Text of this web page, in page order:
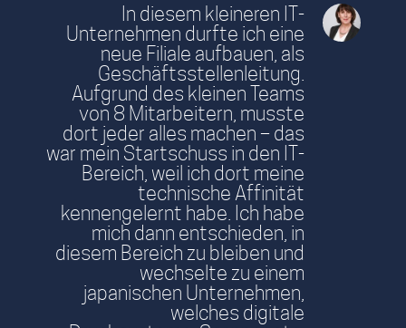
In diesem kleineren IT-
Unternehmen durfte ich eine
neue Filiale aufbauen, als
Geschäftsstellenleitung.
Aufgrund des kleinen Teams
von 8 Mitarbeitern, musste
dort jeder alles machen – das
war mein Startschuss in den IT-
Bereich, weil ich dort meine
technische Affinität
kennengelernt habe. Ich habe
mich dann entschieden, in
diesem Bereich zu bleiben und
wechselte zu einem
japanischen Unternehmen,
welches digitale